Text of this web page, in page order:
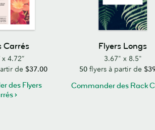
Carrés
x 4.72”
de $37.00
des Flyers
Flyers Longs
3.67" x 8.5"
50 flyers à partir de
Commander des Rack